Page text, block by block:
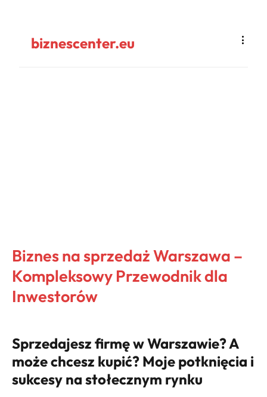
biznescenter.eu
Biznes na sprzedaż Warszawa –
Kompleksowy Przewodnik dla
Inwestorów
Sprzedajesz firmę w Warszawie? A
może chcesz kupić? Moje potknięcia i
sukcesy na stołecznym rynku